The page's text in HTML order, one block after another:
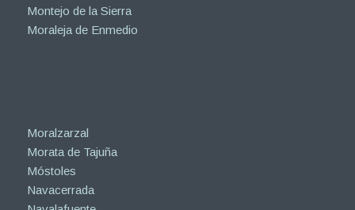
Montejo de la Sierra
Moraleja de Enmedio
Moralzarzal
Morata de Tajuña
Móstoles
Navacerrada